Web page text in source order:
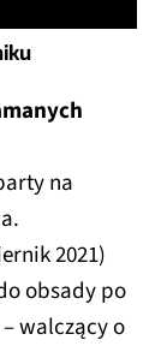
na
2021)
obsady po
walczący o